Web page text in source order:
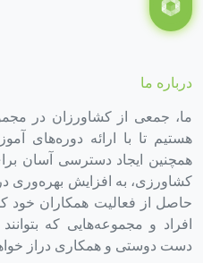
درباره ما
هستیم تا با ارائه دوره‌های
همچنین ایجاد دسترسی آسان
کشاورزی، به افزایش بهره‌وری
حاصل از فعالیت همکاران
افراد و مجموعه‌هایی که
دست دوستی و همکاری دراز